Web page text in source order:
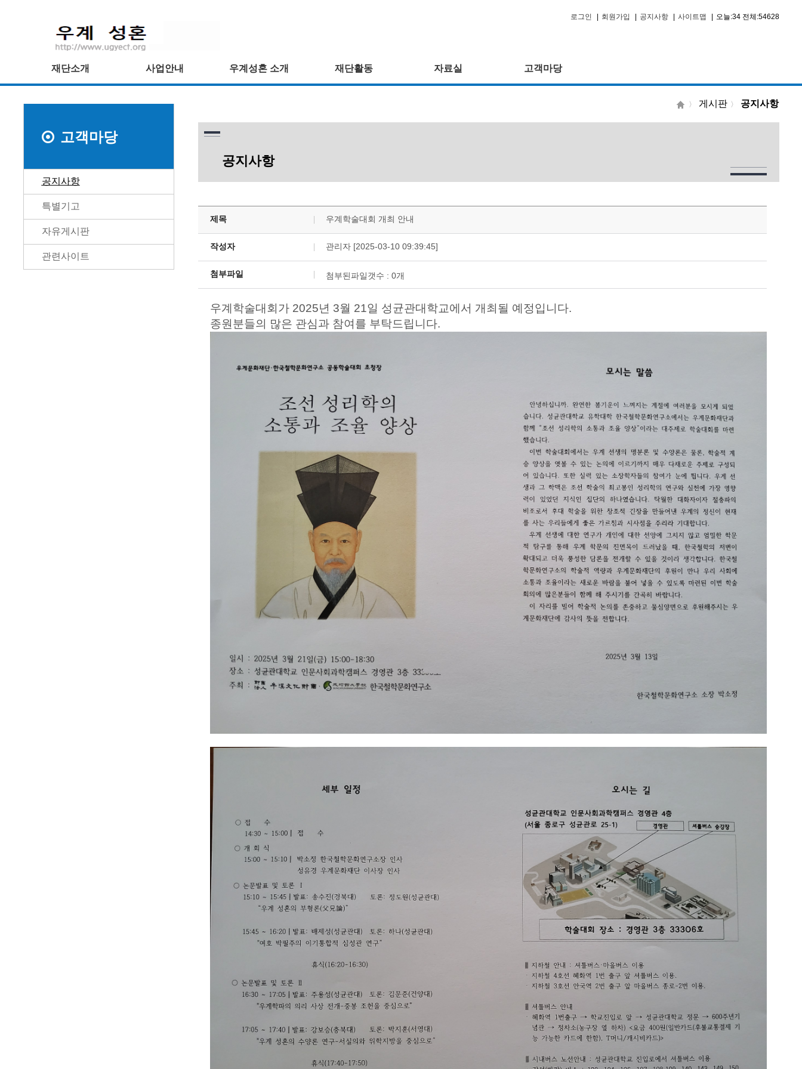
로그인 회원가입 공지사항 사이트맵 오늘:34 전체:54628
재단소개 사업안내 우계성혼 소개 재단활동 자료실 고객마당
고객마당
공지사항
특별기고
자유게시판
관련사이트
〉 게시판 〉 공지사항
공지사항
제목 우계학술대회 개최 안내
작성자 관리자 [2025-03-10 09:39:45]
첨부파일 첨부된파일갯수 : 0개
우계학술대회가 2025년 3월 21일 성균관대학교에서 개최될 예정입니다.
종원분들의 많은 관심과 참여를 부탁드립니다.